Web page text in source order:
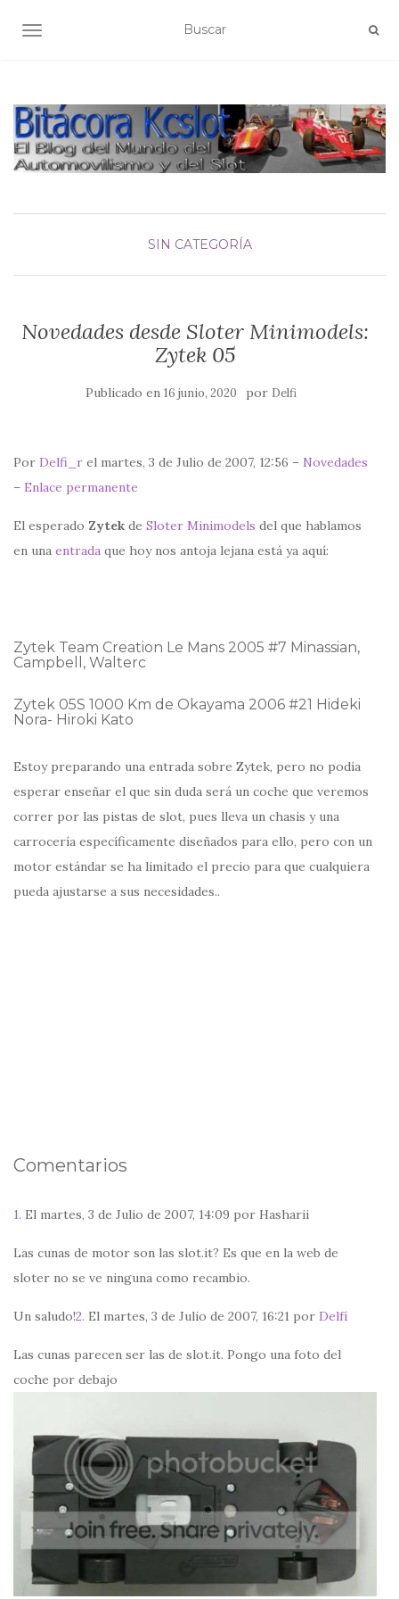
ALTERNAR NAVEGACIÓN
SIN CATEGORÍA
Novedades desde Sloter Minimodels:
Zytek 05
Publicado en 16 junio, 2020 por Delfi
Por Delfi_r el martes, 3 de Julio de 2007, 12:56 – Novedades
– Enlace permanente
El esperado Zytek de Sloter Minimodels del que hablamos
en una entrada que hoy nos antoja lejana está ya aquí:
Zytek Team Creation Le Mans 2005 #7 Minassian,
Campbell, Walterc
Zytek 05S 1000 Km de Okayama 2006 #21 Hideki
Nora- Hiroki Kato
Estoy preparando una entrada sobre Zytek, pero no podía
esperar enseñar el que sin duda será un coche que veremos
correr por las pistas de slot, pues lleva un chasis y una
carrocería específicamente diseñados para ello, pero con un
motor estándar se ha limitado el precio para que cualquiera
pueda ajustarse a sus necesidades..
Comentarios
1. El martes, 3 de Julio de 2007, 14:09 por Hasharii
Las cunas de motor son las slot.it? Es que en la web de
sloter no se ve ninguna como recambio.
Un saludo!2. El martes, 3 de Julio de 2007, 16:21 por Delfí
Las cunas parecen ser las de slot.it. Pongo una foto del
coche por debajo